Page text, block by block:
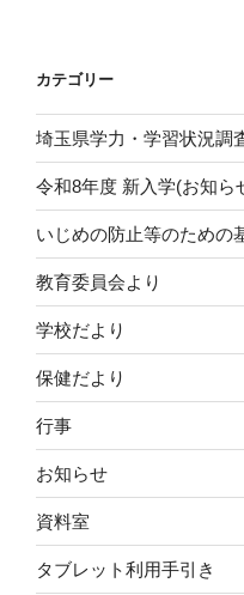
ー
シ
ョ
ン
カテゴリー
埼玉県学力・学習状況調
令和8年度 新入学(お知ら
いじめの防止等のための
教育委員会より
学校だより
保健だより
行事
お知らせ
資料室
タブレット利用手引き